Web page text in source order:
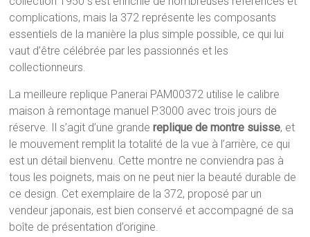
complications, mais la 372 représente les composants
essentiels de la manière la plus simple possible, ce qui lui
vaut d’être célébrée par les passionnés et les
collectionneurs.
La meilleure replique Panerai PAM00372 utilise le calibre
maison à remontage manuel P.3000 avec trois jours de
réserve. Il s’agit d’une grandereplique de montre suisse, et
le mouvement remplit la totalité de la vue à l’arrière, ce qui
est un détail bienvenu. Cette montre ne conviendra pas à
tous les poignets, mais on ne peut nier la beauté durable de
ce design. Cet exemplaire de la 372, proposé par un
vendeur japonais, est bien conservé et accompagné de sa
boîte de présentation d’origine.